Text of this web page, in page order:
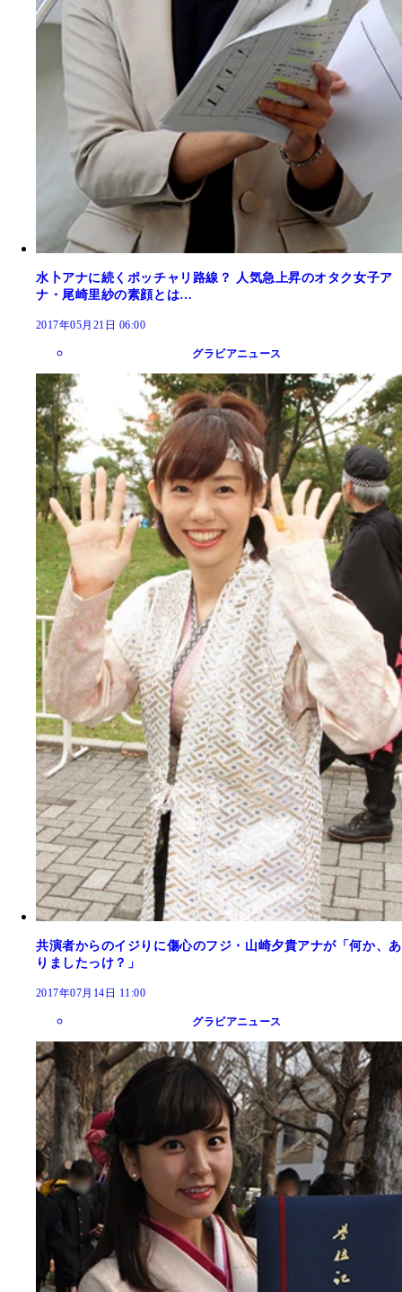
水卜アナに続くポッチャリ路線？ 人気急上昇のオタク女子ア
ナ・尾崎里紗の素顔とは…
2017年05月21日 06:00
グラビアニュース
共演者からのイジりに傷心のフジ・山崎夕貴アナが「何か、あ
りましたっけ？」
2017年07月14日 11:00
グラビアニュース